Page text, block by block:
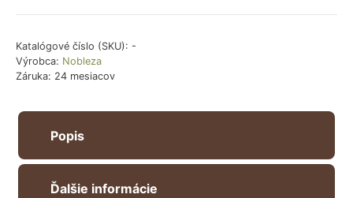
denim
Katalógové číslo (SKU): -
Výrobca: Nobleza
Záruka: 24 mesiacov
Popis
Ďalšie informácie